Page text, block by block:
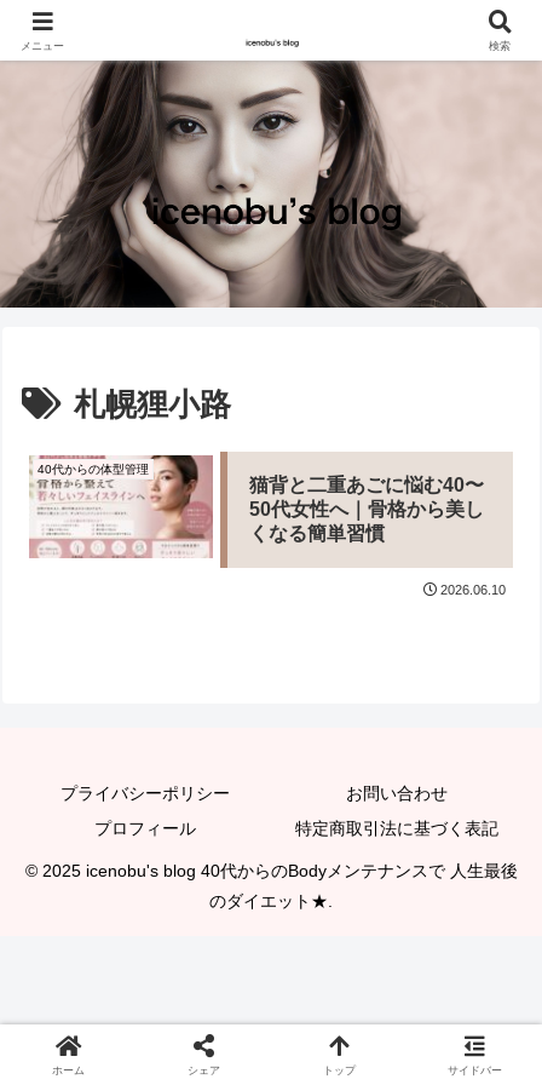
札幌狸小路
40代からの体型管理
猫背と二重あごに悩む40〜
50代女性へ｜骨格から美し
くなる簡単習慣
2026.06.10
プライバシーポリシー
お問い合わせ
プロフィール
特定商取引法に基づく表記
© 2025 icenobu's blog 40代からのBodyメンテナンスで 人生最後
のダイエット★.
メニュー 検索
ホーム シェア トップ サイドバー